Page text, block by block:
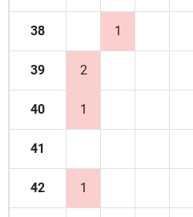
38 1
39 2
40 1
41
42 1